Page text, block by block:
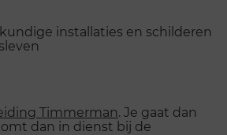
installaties en schilderen
Timmerman. Je gaat dan
dan in dienst bij de